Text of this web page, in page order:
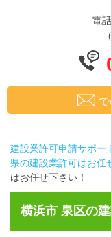
電
建設業許可申請サポー
県の建設業許可はお任
はお任せ下さい！
横浜市 泉区の